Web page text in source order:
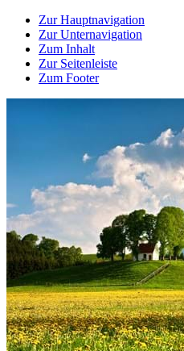
Zur Hauptnavigation
Zur Unternavigation
Zum Inhalt
Zur Seitenleiste
Zum Footer